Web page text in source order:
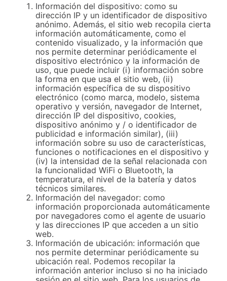
Información del dispositivo: como su
dirección IP y un identificador de dispositivo
anónimo. Además, el sitio web recopila cierta
información automáticamente, como el
contenido visualizado, y la información que
nos permite determinar periódicamente el
dispositivo electrónico y la información de
uso, que puede incluir (i) información sobre
la forma en que usa el sitio web, (ii)
información específica de su dispositivo
electrónico (como marca, modelo, sistema
operativo y versión, navegador de Internet,
dirección IP del dispositivo, cookies,
dispositivo anónimo y / o identificador de
publicidad e información similar), (iii)
información sobre su uso de características,
funciones o notificaciones en el dispositivo y
(iv) la intensidad de la señal relacionada con
la funcionalidad WiFi o Bluetooth, la
temperatura, el nivel de la batería y datos
técnicos similares.
Información del navegador: como
información proporcionada automáticamente
por navegadores como el agente de usuario
y las direcciones IP que acceden a un sitio
web.
Información de ubicación: información que
nos permite determinar periódicamente su
ubicación real. Podemos recopilar la
información anterior incluso si no ha iniciado